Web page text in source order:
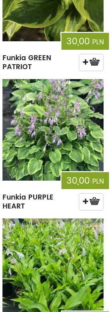
30,00 PLN
Funkia GREEN
PATRIOT
30,00 PLN
Funkia PURPLE
HEART